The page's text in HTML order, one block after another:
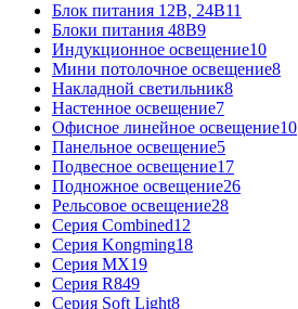
Блок питания 12В, 24В11
Блоки питания 48В9
Индукционное освещение10
Мини потолочное освещение8
Накладной светильник8
Настенное освещение7
Офисное линейное освещение10
Панельное освещение5
Подвесное освещение17
Подножное освещение26
Рельсовое освещение28
Серия Combined12
Серия Kongming18
Серия MX19
Серия R849
Серия Soft Light8